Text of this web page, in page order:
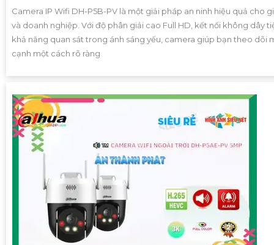
Camera IP Wifi DH-P5B-PV là một giải pháp an ninh hiệu quả cho
và doanh nghiệp. Với độ phân giải cao Full HD, kết nối không dây
khả năng quan sát trong ánh sáng yếu, camera giúp bạn theo dõi
cạnh một cách rõ ràng